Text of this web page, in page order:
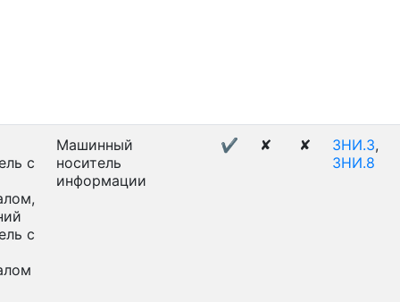
с
с
Машинный
носитель
информации
✔ ✘ ✘ ЗНИ.3,
ЗНИ.8